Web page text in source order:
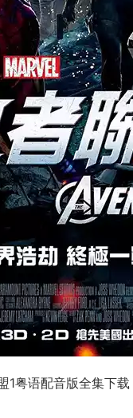
粤语配音版全集下